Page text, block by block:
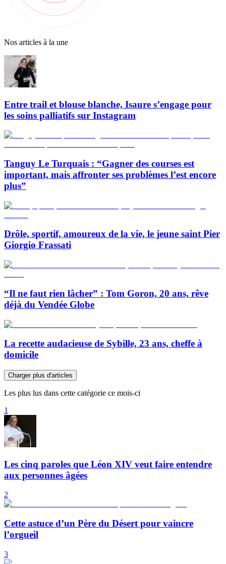
Nos articles à la une
Entre trail et blouse blanche, Isaure s’engage pour
les soins palliatifs sur Instagram
Tanguy Le Turquais : “Gagner des courses est
important, mais affronter ses problèmes l’est encore
plus”
Drôle, sportif, amoureux de la vie, le jeune saint Pier
Giorgio Frassati
“Il ne faut rien lâcher” : Tom Goron, 20 ans, rêve
déjà du Vendée Globe
La recette audacieuse de Sybille, 23 ans, cheffe à
domicile
Charger plus d'articles
Les plus lus dans cette catégorie ce mois-ci
1
Les cinq paroles que Léon XIV veut faire entendre
aux personnes âgées
2
Cette astuce d’un Père du Désert pour vaincre
l’orgueil
3